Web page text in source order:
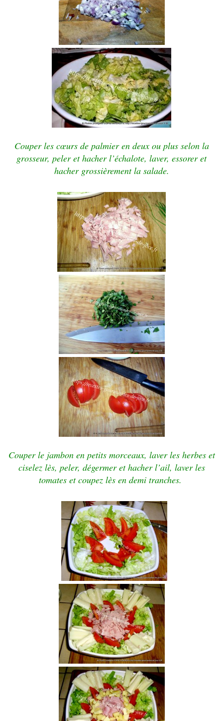
Couper les cœurs de palmier en deux ou plus selon la
grosseur, peler et hacher l’échalote, laver, essorer et
hacher grossièrement la salade.
Couper le jambon en petits morceaux, laver les herbes et
ciselez lès, peler, dégermer et hacher l’ail, laver les
tomates et coupez lès en demi tranches.